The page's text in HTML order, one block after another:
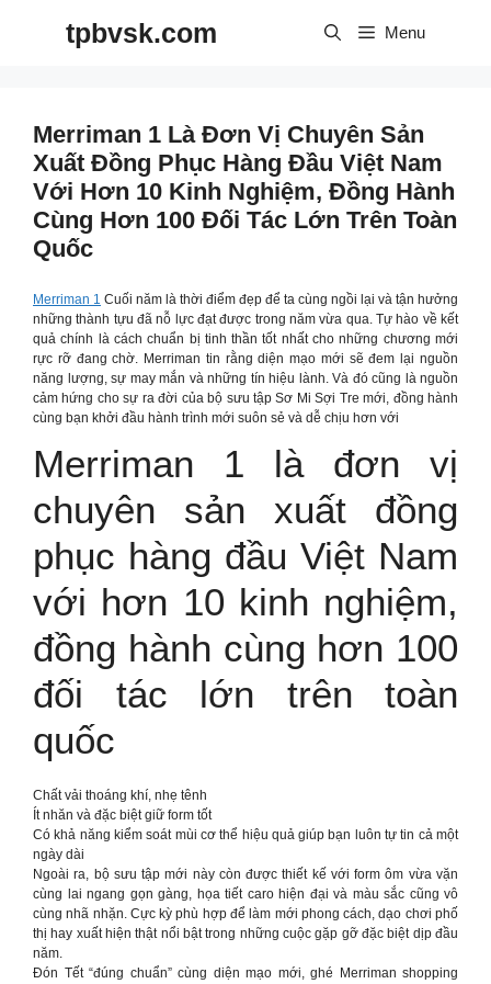
tpbvsk.com Menu
Merriman 1 Là Đơn Vị Chuyên Sản
Xuất Đồng Phục Hàng Đầu Việt Nam
Với Hơn 10 Kinh Nghiệm, Đồng Hành
Cùng Hơn 100 Đối Tác Lớn Trên Toàn
Quốc
Merriman 1 Cuối năm là thời điểm đẹp để ta cùng ngồi lại và tận hưởng
những thành tựu đã nỗ lực đạt được trong năm vừa qua. Tự hào về kết
quả chính là cách chuẩn bị tinh thần tốt nhất cho những chương mới
rực rỡ đang chờ. Merriman tin rằng diện mạo mới sẽ đem lại nguồn
năng lượng, sự may mắn và những tín hiệu lành. Và đó cũng là nguồn
cảm hứng cho sự ra đời của bộ sưu tập Sơ Mi Sợi Tre mới, đồng hành
cùng bạn khởi đầu hành trình mới suôn sẻ và dễ chịu hơn với
Merriman 1 là đơn vị
chuyên sản xuất đồng
phục hàng đầu Việt Nam
với hơn 10 kinh nghiệm,
đồng hành cùng hơn 100
đối tác lớn trên toàn
quốc
Chất vải thoáng khí, nhẹ tênh
Ít nhăn và đặc biệt giữ form tốt
Có khả năng kiểm soát mùi cơ thể hiệu quả giúp bạn luôn tự tin cả một
ngày dài
Ngoài ra, bộ sưu tập mới này còn được thiết kế với form ôm vừa vặn
cùng lai ngang gọn gàng, họa tiết caro hiện đại và màu sắc cũng vô
cùng nhã nhặn. Cực kỳ phù hợp để làm mới phong cách, dạo chơi phố
thị hay xuất hiện thật nổi bật trong những cuộc gặp gỡ đặc biệt dịp đầu
năm.
Đón Tết “đúng chuẩn” cùng diện mạo mới, ghé Merriman shopping